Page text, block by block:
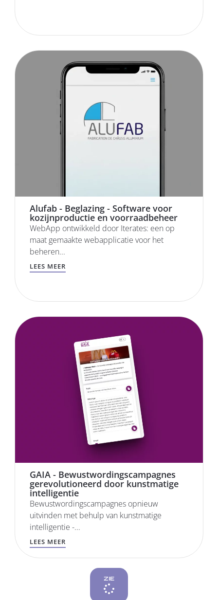
Alufab - Beglazing - Software voor
kozijnproductie en voorraadbeheer
WebApp ontwikkeld door Iterates: een op
maat gemaakte webapplicatie voor het
beheren...
LEES MEER
GAIA - Bewustwordingscampagnes
gerevolutioneerd door kunstmatige
intelligentie
Bewustwordingscampagnes opnieuw
uitvinden met behulp van kunstmatige
intelligentie -...
LEES MEER
ZIE